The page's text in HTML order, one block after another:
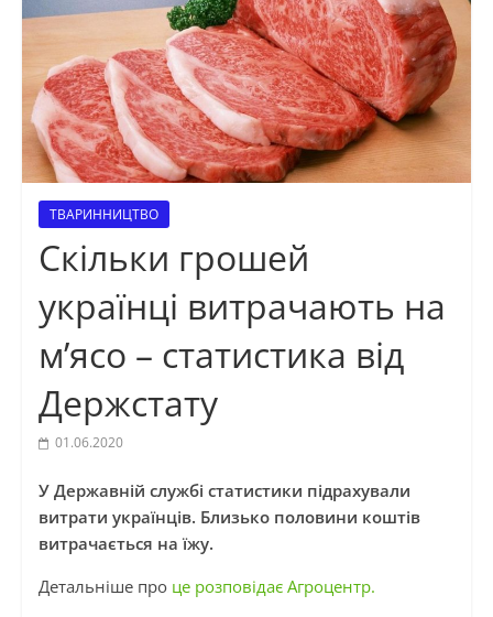
ТВАРИННИЦТВО
Скільки грошей
українці витрачають на
м’ясо – статистика від
Держстату
01.06.2020
У Державній службі статистики підрахували
витрати українців. Близько половини коштів
витрачається на їжу.
Детальніше про це розповідає Агроцентр.